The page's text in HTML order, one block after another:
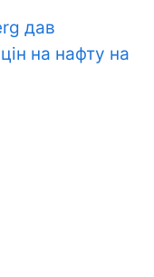
дав
на нафту на